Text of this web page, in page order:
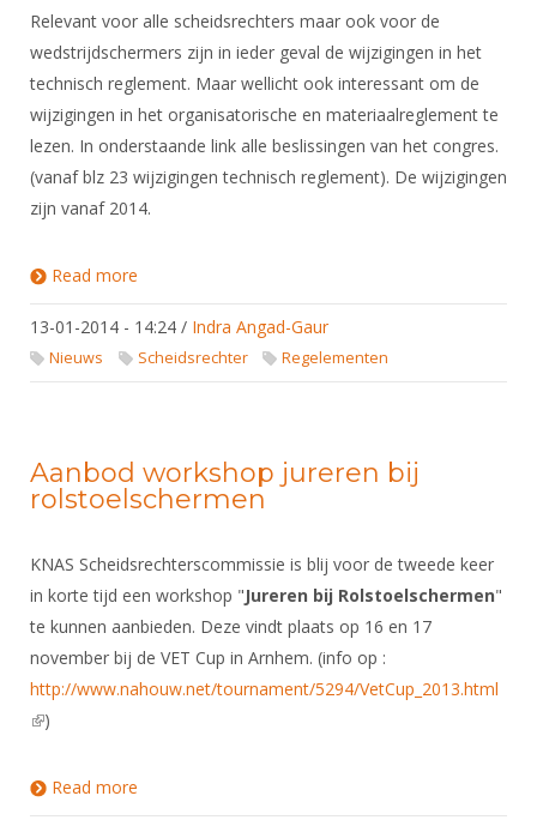
Relevant voor alle scheidsrechters maar ook voor de
wedstrijdschermers zijn in ieder geval de wijzigingen in het
technisch reglement. Maar wellicht ook interessant om de
wijzigingen in het organisatorische en materiaalreglement te
lezen. In onderstaande link alle beslissingen van het congres.
(vanaf blz 23 wijzigingen technisch reglement). De wijzigingen
zijn vanaf 2014.
Read more
13-01-2014 - 14:24 / Indra Angad-Gaur
Nieuws Scheidsrechter Regelementen
Aanbod workshop jureren bij
rolstoelschermen
KNAS Scheidsrechterscommissie is blij voor de tweede keer
in korte tijd een workshop "Jureren bij Rolstoelschermen"
te kunnen aanbieden. Deze vindt plaats op 16 en 17
november bij de VET Cup in Arnhem. (info op :
http://www.nahouw.net/tournament/5294/VetCup_2013.html
(link is external)
)
Read more